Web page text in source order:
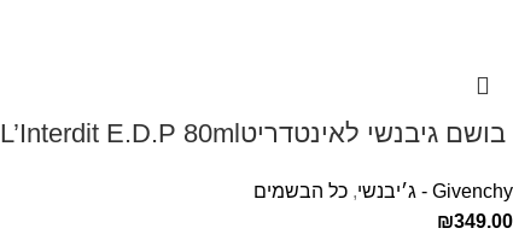
‏ בושם גיבנשי לאינטדריטGivenchy L’Interdit E.D.P 80ml ‏
Givenchy - ג׳יבנשי , כל הבשמים
₪349.00